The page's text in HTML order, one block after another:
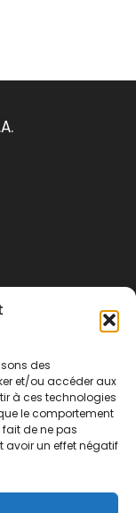
des
et/ou accéder aux
à ces technologies
le comportement
fait de ne pas
avoir un effet négatif